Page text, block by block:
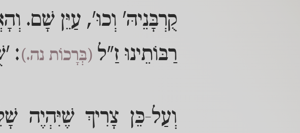
קֻרְבָּנֵיהּ' וְכוּ', עַיֵּן שָׁם.
רַבּוֹתֵינוּ זַ"ל (בְּרָכוֹת נה.):
וְעַל-כֵּן צָרִיךְ שֶׁיִּהְיֶה